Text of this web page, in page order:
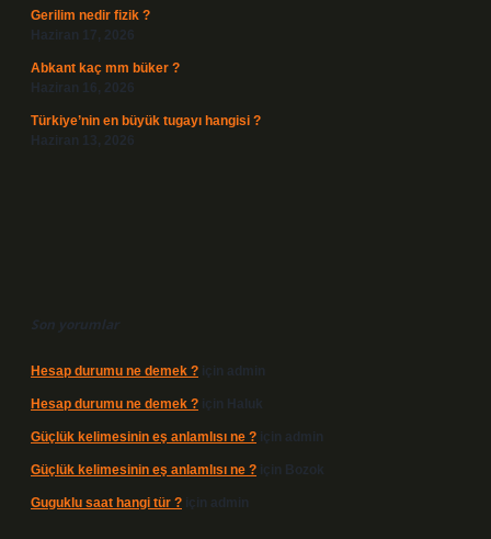
Gerilim nedir fizik ?
Haziran 17, 2026
Abkant kaç mm büker ?
Haziran 16, 2026
Türkiye’nin en büyük tugayı hangisi ?
Haziran 13, 2026
Son yorumlar
Hesap durumu ne demek ? için admin
Hesap durumu ne demek ? için Haluk
Güçlük kelimesinin eş anlamlısı ne ? için admin
Güçlük kelimesinin eş anlamlısı ne ? için Bozok
Guguklu saat hangi tür ? için admin